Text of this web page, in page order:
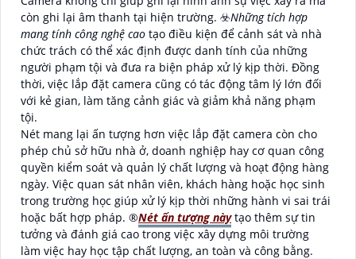
còn ghi lại âm thanh tại hiện trường. ☣️Những tích hợp
mang tính công nghệ cao tạo điều kiện để cảnh sát và nhà
chức trách có thể xác định được danh tính của những
người phạm tội và đưa ra biện pháp xử lý kịp thời. Đồng
thời, việc lắp đặt camera cũng có tác động tâm lý lớn đối
với kẻ gian, làm tăng cảnh giác và giảm khả năng phạm
tội.
Nét mang lại ấn tượng hơn việc lắp đặt camera còn cho
phép chủ sở hữu nhà ở, doanh nghiệp hay cơ quan công
quyền kiểm soát và quản lý chất lượng và hoạt động hàng
ngày. Việc quan sát nhân viên, khách hàng hoặc học sinh
trong trường học giúp xử lý kịp thời những hành vi sai trái
hoặc bất hợp pháp. ®️Nét ấn tượng nàytạo thêm sự tin
tưởng và đánh giá cao trong việc xây dựng môi trường
làm việc hay học tập chất lượng, an toàn và công bằng.